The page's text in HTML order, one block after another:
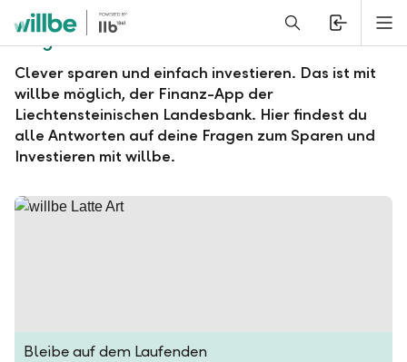
Alerts.Headline
Fragen und Antworten zu willbe
Clever sparen und einfach investieren. Das ist mit
willbe möglich, der Finanz-App der
Liechtensteinischen Landesbank. Hier findest du
alle Antworten auf deine Fragen zum Sparen und
Investieren mit willbe.
Bleibe auf dem Laufenden